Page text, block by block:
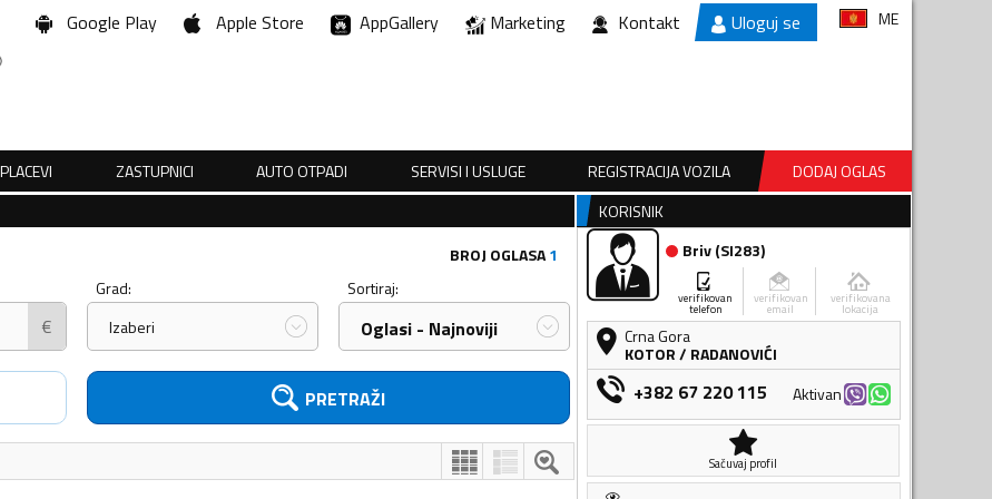
Google Play Apple Store AppGallery Marketing Kontakt Uloguj se ME
ZASTUPNICI AUTO OTPADI SERVISI I USLUGE REGISTRACIJA VOZILA
DODAJ OGLAS
BROJ OGLASA1
€
Grad:
Izaberi
Sortiraj:
Oglasi - Najnoviji
PRETRAŽI
KORISNIK
Briv(SI283)
verifikovan
telefon
verifikovan
email
verifikovana
lokacija
Crna Gora
KOTOR/ RADANOVIĆI
+382 67 220 115 Aktivan
Sačuvaj profil